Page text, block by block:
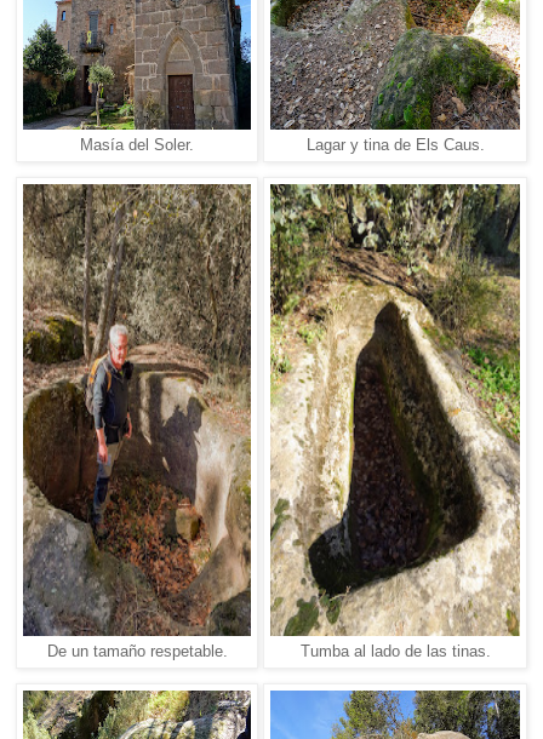
Masía del Soler. Lagar y tina de Els Caus.
De un tamaño respetable. Tumba al lado de las tinas.